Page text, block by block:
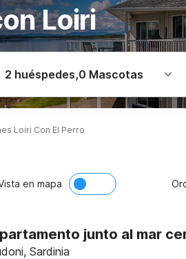
Loiri
2 huéspedes,0 Mascotas
Loiri Con El Perro
en mapa
junto al mar
Sardinia